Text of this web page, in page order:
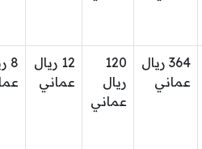
364 ريال
عماني
120
ريال
عماني
12 ريال
عماني